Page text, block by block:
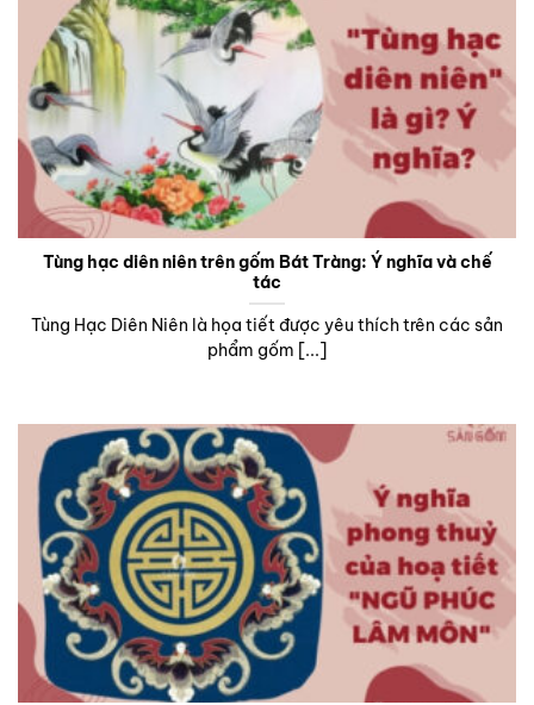
Tùng hạc diên niên trên gốm Bát Tràng: Ý nghĩa và chế
tác
Tùng Hạc Diên Niên là họa tiết được yêu thích trên các sản
phẩm gốm [...]